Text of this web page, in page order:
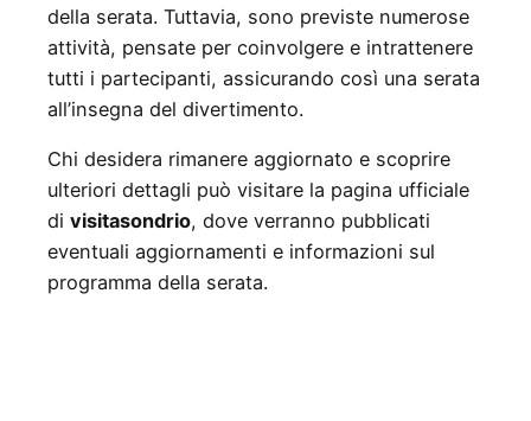
della serata. Tuttavia, sono previste numerose
attività, pensate per coinvolgere e intrattenere
tutti i partecipanti, assicurando così una serata
all’insegna del divertimento.
Chi desidera rimanere aggiornato e scoprire
ulteriori dettagli può visitare la pagina ufficiale
di visitasondrio, dove verranno pubblicati
eventuali aggiornamenti e informazioni sul
programma della serata.